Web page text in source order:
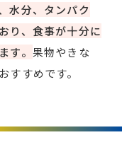
水分、タンパク
り、食事が十分に
す。 果物やきな
すすめです。